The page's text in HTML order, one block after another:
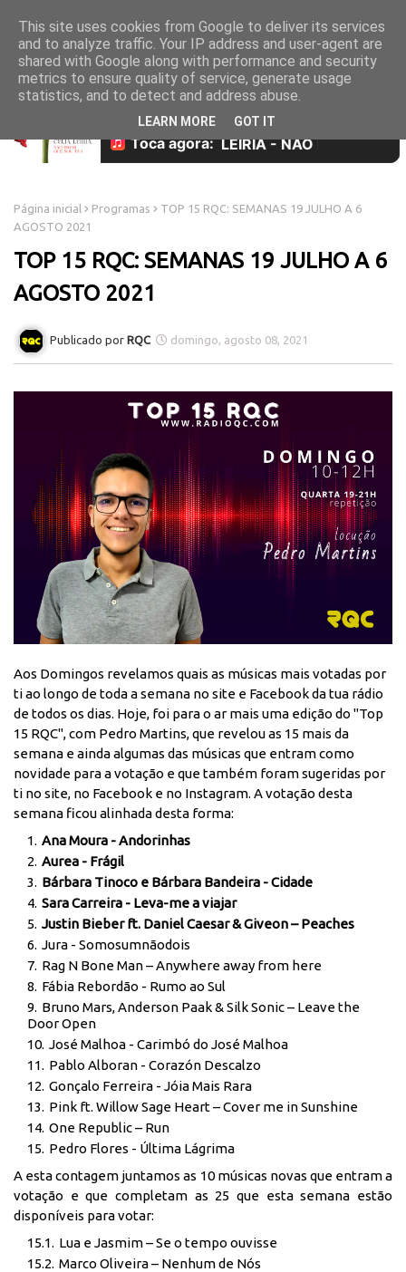
Página inicial Programas
TOP 15 RQC: SEMANAS 19 JULHO A 6
AGOSTO 2021
TOP 15 RQC: SEMANAS 19 JULHO A 6
AGOSTO 2021
RQC domingo, agosto 08, 2021
Aos Domingos revelamos quais as músicas mais votadas por
ti ao longo de toda a semana no site e Facebook da tua rádio
de todos os dias. Hoje, foi para o ar mais uma edição do "Top
15 RQC", com Pedro Martins, que revelou as 15 mais da
semana e ainda algumas das músicas que entram como
novidade para a votação e que também foram sugeridas por
ti no site, no Facebook e no Instagram. A votação desta
semana ficou alinhada desta forma:
Ana Moura - Andorinhas
Aurea - Frágil
Bárbara Tinoco e Bárbara Bandeira - Cidade
Sara Carreira - Leva-me a viajar
Justin Bieber ft. Daniel Caesar & Giveon – Peaches
Jura - Somosumnãodois
Rag N Bone Man – Anywhere away from here
Fábia Rebordão - Rumo ao Sul
Bruno Mars, Anderson Paak & Silk Sonic – Leave the
Door Open
José Malhoa - Carimbó do José Malhoa
Pablo Alboran - Corazón Descalzo
Gonçalo Ferreira - Jóia Mais Rara
Pink ft. Willow Sage Heart – Cover me in Sunshine
One Republic – Run
Pedro Flores - Última Lágrima
A esta contagem juntamos as 10 músicas novas que entram a
votação e que completam as 25 que esta semana estão
disponíveis para votar:
Lua e Jasmim – Se o tempo ouvisse
Marco Oliveira – Nenhum de Nós
This site uses cookies from Google to deliver its services
and to analyze traffic. Your IP address and user-agent are
shared with Google along with performance and security
metrics to ensure quality of service, generate usage
statistics, and to detect and address abuse.
LEARN MORE GOT IT